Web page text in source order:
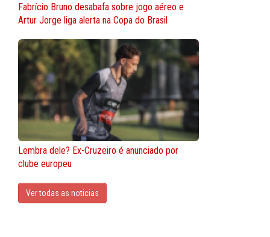
Fabrício Bruno desabafa sobre jogo aéreo e
Artur Jorge liga alerta na Copa do Brasil
Lembra dele? Ex-Cruzeiro é anunciado por
clube europeu
Ver todas as noticias